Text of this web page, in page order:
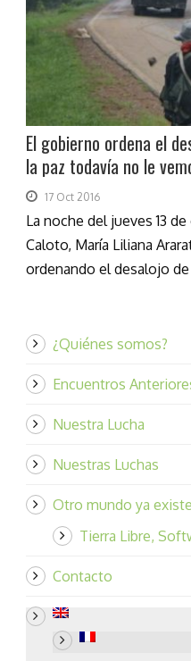
El gobierno ordena el
la paz todavía no le
17 Oct 2016
La noche del jueves 13
Caloto, María Liliana
ordenando el desalojo de
¿Quiénes somos?
Encuentros
Nuestra Lucha
Nuestras Luchas
Otro mundo ya existe
Tierra Libre,
Contacto